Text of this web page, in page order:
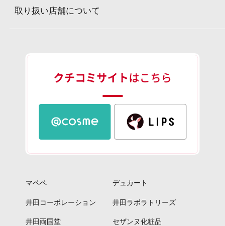
取り扱い店舗について
マペペ デュカート
井田コーポレーション 井田ラボラトリーズ
井田両国堂 セザンヌ化粧品